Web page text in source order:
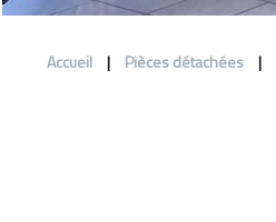
Accueil | Pièces détachées |